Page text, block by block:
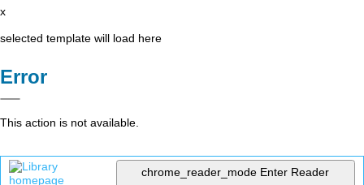
x
selected template will load here
Error
This action is not available.
chrome_reader_mode Enter Reader